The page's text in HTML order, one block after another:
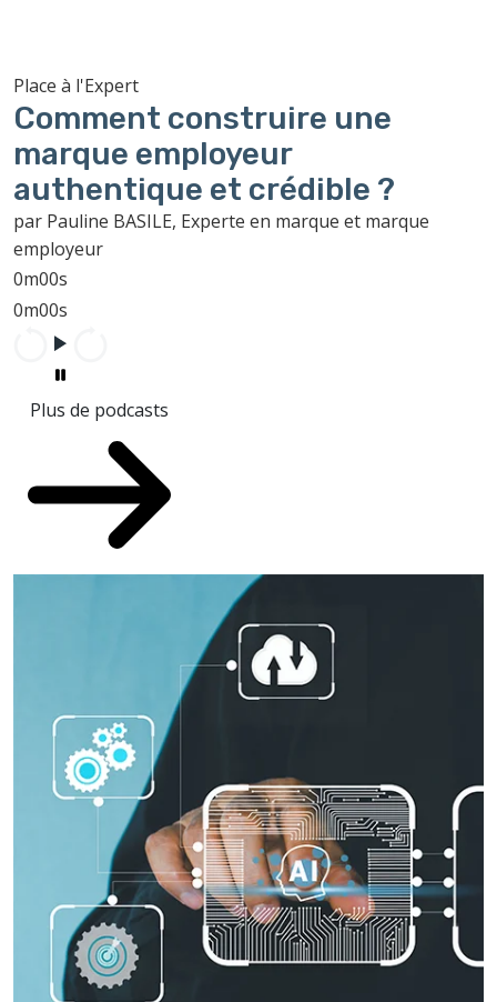
Place à l'Expert
Comment construire une
marque employeur
authentique et crédible ?
par Pauline BASILE, Experte en marque et marque
employeur
0m00s
0m00s
Plus de podcasts